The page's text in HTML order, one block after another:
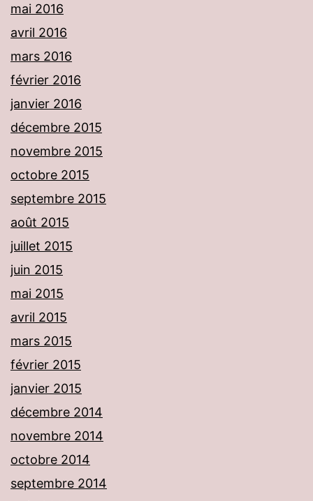
mai 2016
avril 2016
mars 2016
février 2016
janvier 2016
décembre 2015
novembre 2015
octobre 2015
septembre 2015
août 2015
juillet 2015
juin 2015
mai 2015
avril 2015
mars 2015
février 2015
janvier 2015
décembre 2014
novembre 2014
octobre 2014
septembre 2014